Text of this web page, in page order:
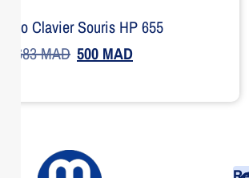
Clavier Souris HP 655
683MAD 500 MAD